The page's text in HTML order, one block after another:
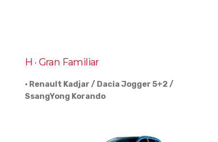
H · Gran Familiar
· Renault Kadjar / Dacia Jogger 5+2 /
SsangYong Korando